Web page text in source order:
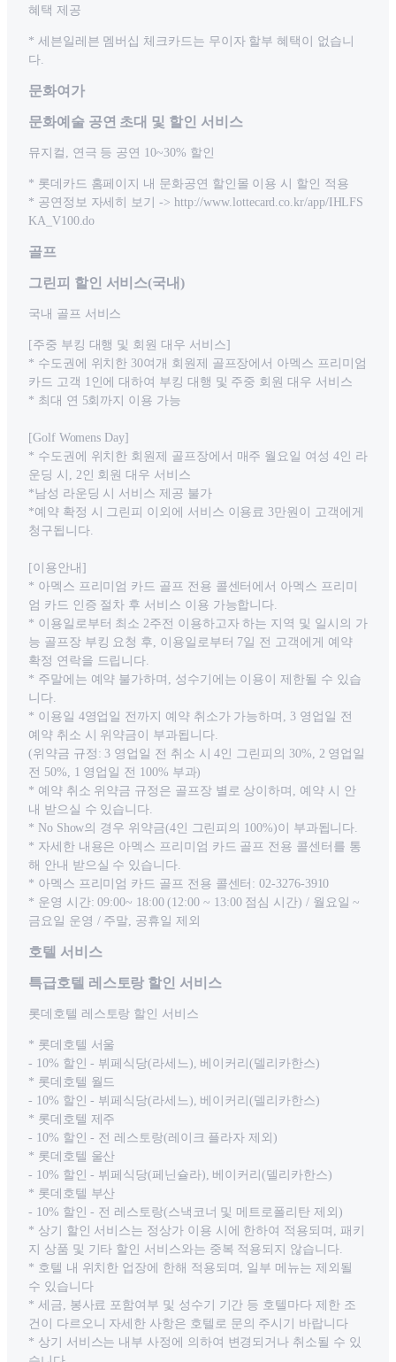
혜택 제공
* 세븐일레븐 멤버십 체크카드는 무이자 할부 혜택이 없습니
다.
문화여가
문화예술 공연 초대 및 할인 서비스
뮤지컬, 연극 등 공연 10~30% 할인
* 롯데카드 홈페이지 내 문화공연 할인몰 이용 시 할인 적용
* 공연정보 자세히 보기 -> http://www.lottecard.co.kr/app/IHLFS
KA_V100.do
골프
그린피 할인 서비스(국내)
국내 골프 서비스
[주중 부킹 대행 및 회원 대우 서비스]
* 수도권에 위치한 30여개 회원제 골프장에서 아멕스 프리미엄
카드 고객 1인에 대하여 부킹 대행 및 주중 회원 대우 서비스
* 최대 연 5회까지 이용 가능
[Golf Womens Day]
* 수도권에 위치한 회원제 골프장에서 매주 월요일 여성 4인 라
운딩 시, 2인 회원 대우 서비스
*남성 라운딩 시 서비스 제공 불가
*예약 확정 시 그린피 이외에 서비스 이용료 3만원이 고객에게
청구됩니다.
[이용안내]
* 아멕스 프리미엄 카드 골프 전용 콜센터에서 아멕스 프리미
엄 카드 인증 절차 후 서비스 이용 가능합니다.
* 이용일로부터 최소 2주전 이용하고자 하는 지역 및 일시의 가
능 골프장 부킹 요청 후, 이용일로부터 7일 전 고객에게 예약
확정 연락을 드립니다.
* 주말에는 예약 불가하며, 성수기에는 이용이 제한될 수 있습
니다.
* 이용일 4영업일 전까지 예약 취소가 가능하며, 3 영업일 전
예약 취소 시 위약금이 부과됩니다.
(위약금 규정: 3 영업일 전 취소 시 4인 그린피의 30%, 2 영업일
전 50%, 1 영업일 전 100% 부과)
* 예약 취소 위약금 규정은 골프장 별로 상이하며, 예약 시 안
내 받으실 수 있습니다.
* No Show의 경우 위약금(4인 그린피의 100%)이 부과됩니다.
* 자세한 내용은 아멕스 프리미엄 카드 골프 전용 콜센터를 통
해 안내 받으실 수 있습니다.
* 아멕스 프리미엄 카드 골프 전용 콜센터: 02-3276-3910
* 운영 시간: 09:00~ 18:00 (12:00 ~ 13:00 점심 시간) / 월요일 ~
금요일 운영 / 주말, 공휴일 제외
호텔 서비스
특급호텔 레스토랑 할인 서비스
롯데호텔 레스토랑 할인 서비스
* 롯데호텔 서울
- 10% 할인 - 뷔페식당(라세느), 베이커리(델리카한스)
* 롯데호텔 월드
- 10% 할인 - 뷔페식당(라세느), 베이커리(델리카한스)
* 롯데호텔 제주
- 10% 할인 - 전 레스토랑(레이크 플라자 제외)
* 롯데호텔 울산
- 10% 할인 - 뷔페식당(페닌슐라), 베이커리(델리카한스)
* 롯데호텔 부산
- 10% 할인 - 전 레스토랑(스낵코너 및 메트로폴리탄 제외)
* 상기 할인 서비스는 정상가 이용 시에 한하여 적용되며, 패키
지 상품 및 기타 할인 서비스와는 중복 적용되지 않습니다.
* 호텔 내 위치한 업장에 한해 적용되며, 일부 메뉴는 제외될
수 있습니다
* 세금, 봉사료 포함여부 및 성수기 기간 등 호텔마다 제한 조
건이 다르오니 자세한 사항은 호텔로 문의 주시기 바랍니다
* 상기 서비스는 내부 사정에 의하여 변경되거나 취소될 수 있